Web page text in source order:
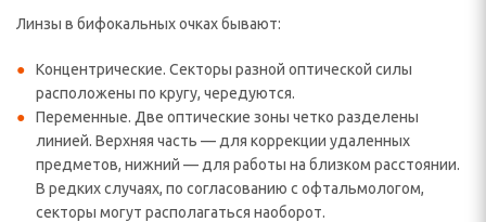
Линзы в бифокальных очках бывают:
Концентрические. Секторы разной оптической силы
расположены по кругу, чередуются.
Переменные. Две оптические зоны четко разделены
линией. Верхняя часть — для коррекции удаленных
предметов, нижний — для работы на близком расстоянии.
В редких случаях, по согласованию с офтальмологом,
секторы могут располагаться наоборот.